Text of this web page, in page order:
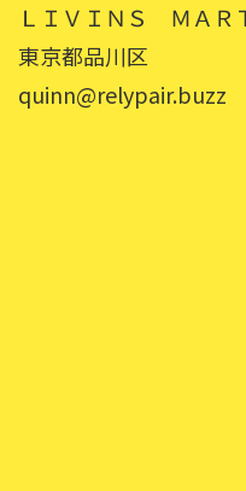
ＬＩＶＩＮＳ ＭＡＲ
東京都品川区
quinn@relypair.buzz